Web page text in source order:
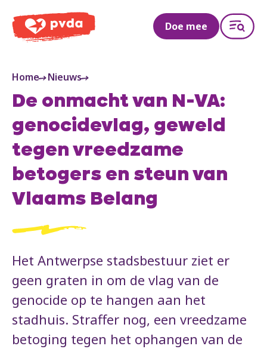
PVDA
Doe mee
Home Nieuws
De onmacht van N-VA:
genocidevlag, geweld
tegen vreedzame
betogers en steun van
Vlaams Belang
Het Antwerpse stadsbestuur ziet er
geen graten in om de vlag van de
genocide op te hangen aan het
stadhuis. Straffer nog, een vreedzame
betoging tegen het ophangen van de